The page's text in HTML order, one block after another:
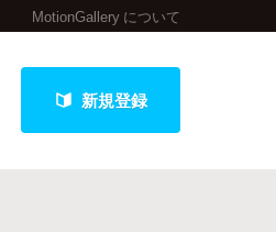
MotionGallery について
新規登録